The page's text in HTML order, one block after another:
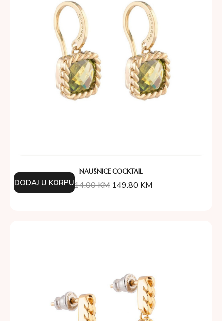
NAUŠNICE COCKTAIL
214.00KM 149.80 KM
DODAJ U KORPU